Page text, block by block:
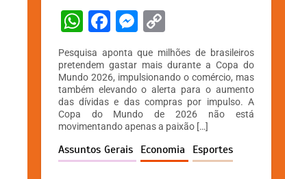
W
h
at
s
A
p
p
F
c
e
b
o
o
M
s
s
e
n
g
C
o
p
y
Li
n
k
Pesquisa aponta que milhões de brasileiros
pretendem gastar mais durante a Copa do
Mundo 2026, impulsionando o comércio, mas
também elevando o alerta para o aumento
das dívidas e das compras por impulso. A
Copa do Mundo de 2026 não está
movimentando apenas a paixão […]
Assuntos Gerais Economia Esportes